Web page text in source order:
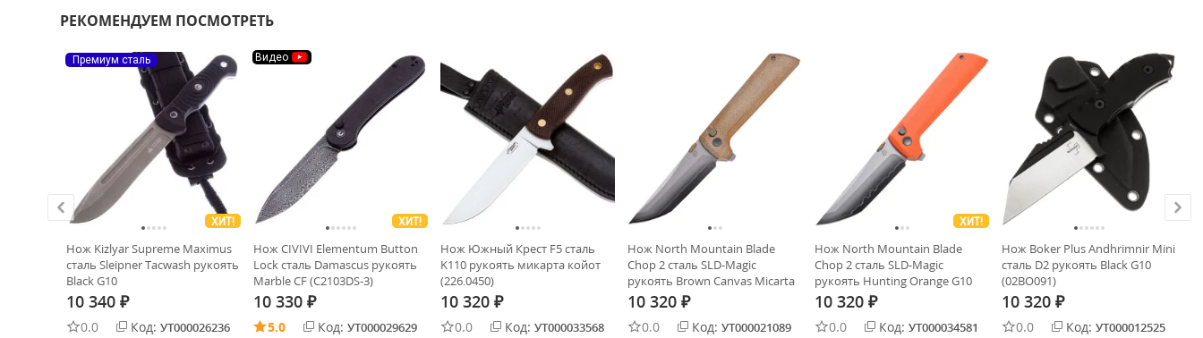
РЕКОМЕНДУЕМ ПОСМОТРЕТЬ
Премиум сталь
ХИТ!
Нож Kizlyar Supreme Maximus
сталь Sleipner Tacwash рукоять
Black G10
10 340 ₽
0.0 Код: УТ000026236
Видео
ХИТ!
Нож CIVIVI Elementum Button
Lock сталь Damascus рукоять
Marble CF (C2103DS-3)
10 330 ₽
5.0 Код: УТ000029629
Нож Южный Крест F5 сталь
K110 рукоять микарта койот
(226.0450)
10 320 ₽
0.0 Код: УТ000033568
Нож North Mountain Blade
Chop 2 сталь SLD-Magic
рукоять Brown Canvas Micarta
10 320 ₽
0.0 Код: УТ000021089
ХИТ!
Нож North Mountain Blade
Chop 2 сталь SLD-Magic
рукоять Hunting Orange G10
10 320 ₽
0.0 Код: УТ000034581
Нож Boker Plus Andhrimnir Mini
сталь D2 рукоять Black G10
(02BO091)
10 320 ₽
0.0 Код: УТ000012525